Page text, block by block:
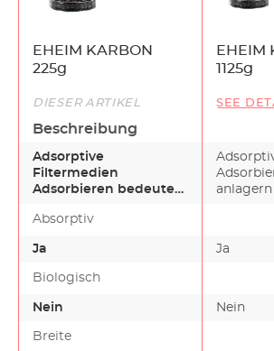
EHEIM KARBON
225g
EHEIM
1125g
DIESER ARTIKEL SEE
Beschreibung
Adsorptive
Filtermedien
Adsorbieren bedeutet
Gegensatz zu
anlagern
Absorptiv
Ja Ja
Biologisch
Nein Nein
Breite